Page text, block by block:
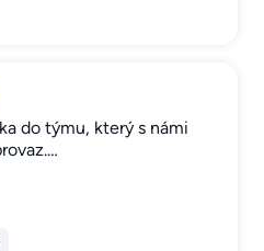
do týmu, který s námi